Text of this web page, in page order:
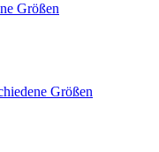
Größen
Größen